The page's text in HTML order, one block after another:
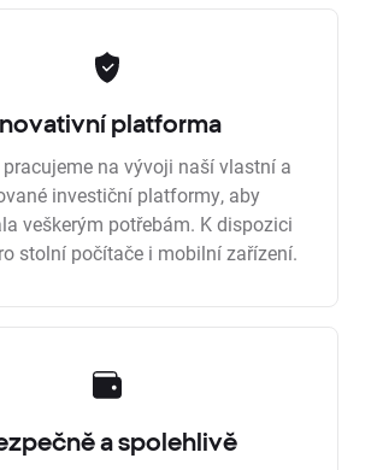
platforma
pracujeme na vývoji naší vlastní a
investiční platformy, aby
veškerým potřebám. K dispozici
stolní počítače i mobilní zařízení.
a spolehlivě